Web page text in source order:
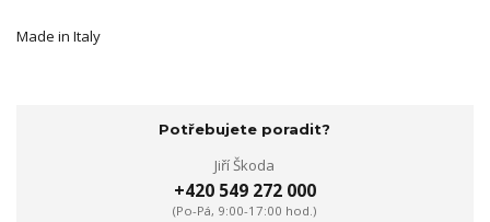
Made in Italy
Potřebujete poradit?
Jiří Škoda
+420 549 272 000
(Po-Pá, 9:00-17:00 hod.)